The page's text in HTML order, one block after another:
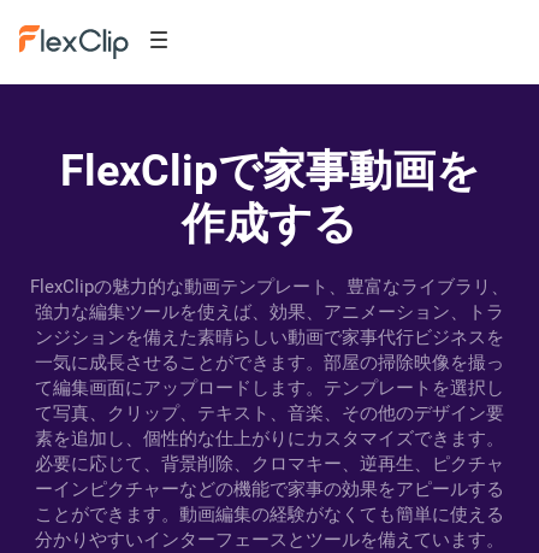
FlexClipで家事動画を
作成する
FlexClipの魅力的な動画テンプレート、豊富なライブラリ、
強力な編集ツールを使えば、効果、アニメーション、トラ
ンジションを備えた素晴らしい動画で家事代行ビジネスを
一気に成長させることができます。部屋の掃除映像を撮っ
て編集画面にアップロードします。テンプレートを選択し
て写真、クリップ、テキスト、音楽、その他のデザイン要
素を追加し、個性的な仕上がりにカスタマイズできます。
必要に応じて、背景削除、クロマキー、逆再生、ピクチャ
ーインピクチャーなどの機能で家事の効果をアピールする
ことができます。動画編集の経験がなくても簡単に使える
分かりやすいインターフェースとツールを備えています。